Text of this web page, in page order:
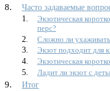
Часто задаваемые
Экзотическая
перс?
Сложно ли ухаживать
Экзот подходит для
Экзотическая
Ладит ли экзот с
Итог